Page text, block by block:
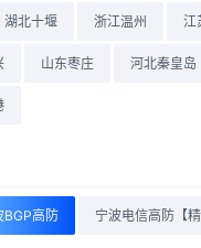
湖北十堰 浙江温州 江
山东枣庄 河北秦皇岛
BGP高防 宁波电信高防【精